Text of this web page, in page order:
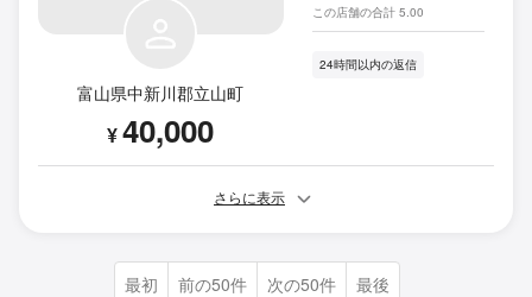
富山県中新川郡立山町
¥40,000
この店舗の合計 5.00
24時間以内の返信
さらに表示
最初 前の50件 次の50件 最後